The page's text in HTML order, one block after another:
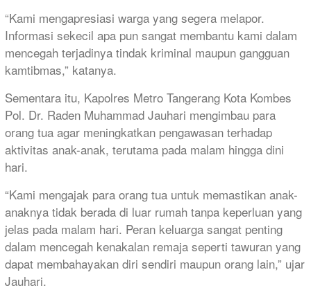
“Kami mengapresiasi warga yang segera melapor.
Informasi sekecil apa pun sangat membantu kami dalam
mencegah terjadinya tindak kriminal maupun gangguan
kamtibmas,” katanya.
Sementara itu, Kapolres Metro Tangerang Kota Kombes
Pol. Dr. Raden Muhammad Jauhari mengimbau para
orang tua agar meningkatkan pengawasan terhadap
aktivitas anak-anak, terutama pada malam hingga dini
hari.
“Kami mengajak para orang tua untuk memastikan anak-
anaknya tidak berada di luar rumah tanpa keperluan yang
jelas pada malam hari. Peran keluarga sangat penting
dalam mencegah kenakalan remaja seperti tawuran yang
dapat membahayakan diri sendiri maupun orang lain,” ujar
Jauhari.